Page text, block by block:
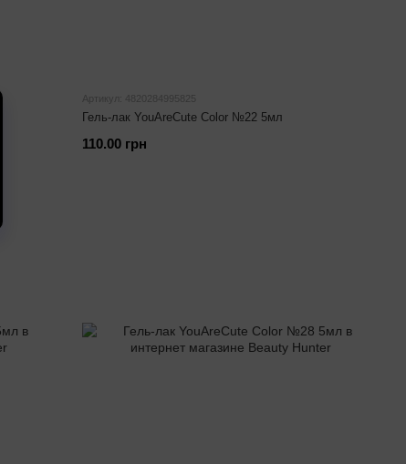
Артикул: 4820284995825
Гель-лак YouAreCute Color №22 5мл
110.00 грн